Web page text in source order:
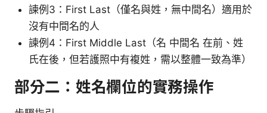
諫例3：First Last（僅名與姓，無中間名）適用於
沒有中間名的人
諫例4：First Middle Last（名 中間名 在前、姓
氏在後，但若護照中有複姓，需以整體一致為準）
部分二：姓名欄位的實務操作